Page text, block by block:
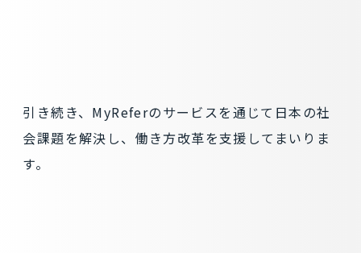
引き続き、MyReferのサービスを通じて日本の社
会課題を解決し、働き方改革を支援してまいりま
す。